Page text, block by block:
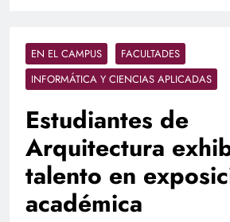
EN EL CAMPUS
FACULTADES
INFORMÁTICA Y CIENCIAS APLICADAS
Estudiantes de
Arquitectura
talento en
académica